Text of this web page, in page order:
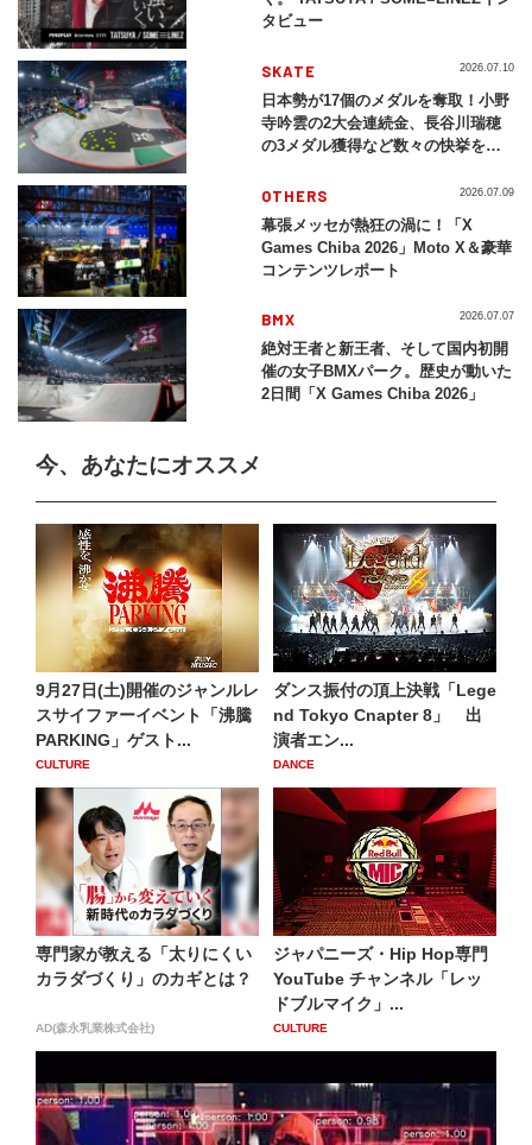
タビュー
SKATE
日本勢が17個のメダルを奪取！小野
寺吟雲の2大会連続金、長谷川瑞穂
の3メダル獲得など数々の快挙をプ
2026」
2026.07.10
OTHERS
幕張メッセが熱狂の渦に！「X
Games Chiba 2026」Moto X＆豪華
コンテンツレポート
2026.07.09
BMX
絶対王者と新王者、そして国内初開
催の女子BMXパーク。歴史が動いた
2日間「X Games Chiba 2026」
2026.07.07
今、あなたにオススメ
9月27日(土)開催のジャンルレ
スサイファーイベント「沸騰
PARKING」ゲスト...
CULTURE
ダンス振付の頂上決戦「Lege
nd Tokyo Cnapter 8」 出
演者エン...
DANCE
専門家が教える「太りにくい
カラダづくり」のカギとは？
AD(森永乳業株式会社)
ジャパニーズ・Hip Hop専門
YouTube チャンネル「レッ
ドブルマイク」...
CULTURE